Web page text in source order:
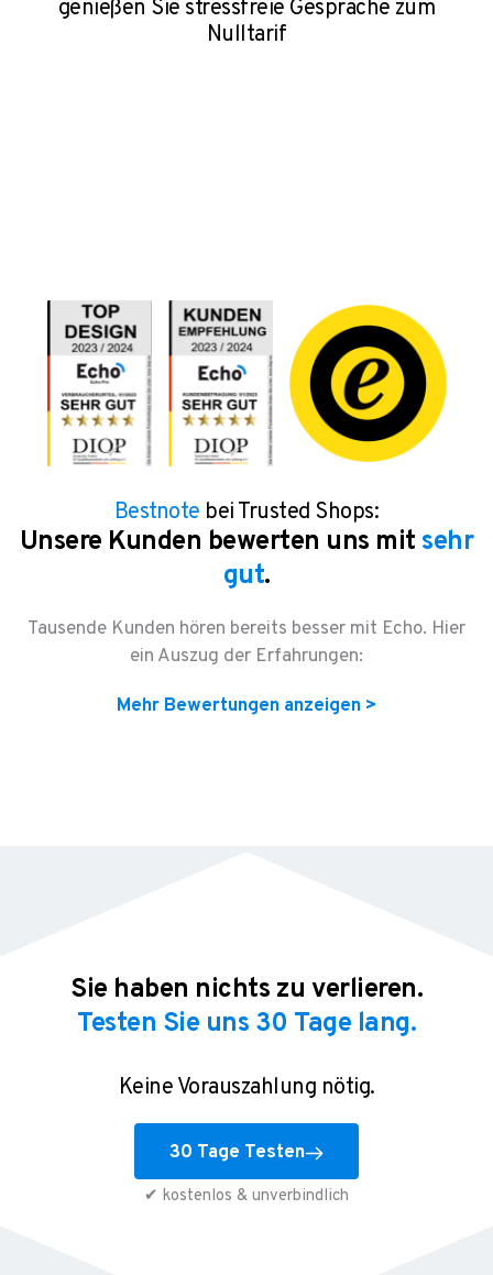
genießen Sie stressfreie Gespräche⁠ zum
Nulltarif
Bestnote bei Trusted Shops:
Unsere Kunden bewerten uns mitsehr
gut.
Tausende Kunden hören bereits besser mit Echo. Hier
ein Auszug der Erfahrungen:
Mehr Bewertungen anzeigen >
Sie haben nichts zu verlieren.
Testen Sie uns 30 Tage lang.
Keine Vorauszahlung nötig.
30 Tage Testen
✔ kostenlos & unverbindlich